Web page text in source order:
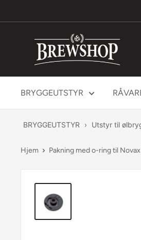
til
Brewshop
BRYGGEUTSTYR
BRYGGEUTSTYR › Utstyr til
Hjem Pakning med o-ring til Novax